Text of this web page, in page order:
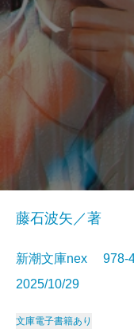
藤石波矢／著
新潮文庫nex
2025/10/29
文庫電子書籍あり